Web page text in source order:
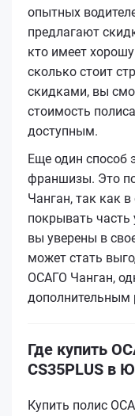
опытных
предлагают
кто имеет
сколько стоит
скидками, вы
стоимость
доступным.
Еще один способ
франшизы. Это
Чанган, так как
покрывать часть
вы уверены в
может стать
ОСАГО Чанган,
дополнительным
Где купить
CS35PLUS в
Купить полис